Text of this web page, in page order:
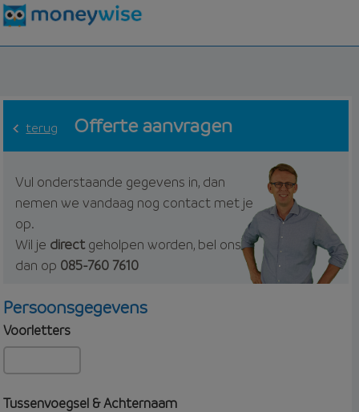
terug Offerte aanvragen
Vul onderstaande gegevens in, dan
nemen we vandaag nog contact met je
op.
Wil je directgeholpen worden, bel ons
dan op 085-760 7610
Persoonsgegevens
Voorletters
Tussenvoegsel & Achternaam